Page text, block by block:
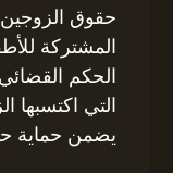
حقوق الزوجين
المشتركة
الحكم
التي اكتسبها
يضمن حماية